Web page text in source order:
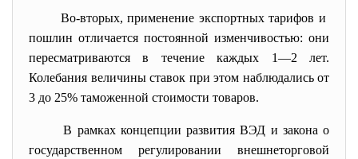
Во-вторых, применение экспортных тарифов и
пошлин отличается постоянной изменчивостью: они
пересматриваются в течение каждых 1—2 лет.
Колебания величины ставок при этом наблюдались от
3 до 25% таможенной стоимости товаров.
В рамках концепции развития ВЭД и закона о
государственном регулировании внешнеторговой